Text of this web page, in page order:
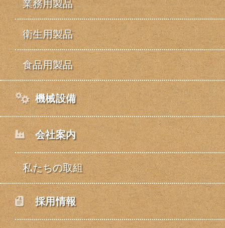
業務用製品
衛生用製品
食品用製品
機械設備
会社案内
私たちの取組
採用情報